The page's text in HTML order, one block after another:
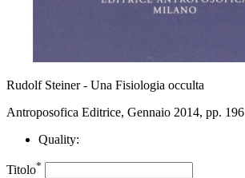
Rudolf Steiner - Una Fisiologia occulta
Antroposofica Editrice, Gennaio 2014, pp. 196
Quality:
Titolo*